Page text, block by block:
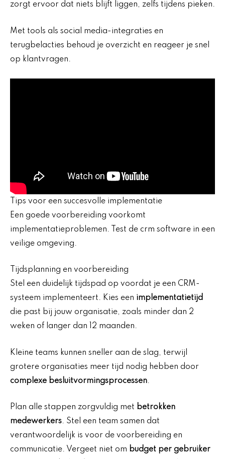
zorgt ervoor dat niets blijft liggen, zelfs tijdens pieken.
Met tools als social media-integraties en
terugbelacties behoud je overzicht en reageer je snel
op klantvragen.
Tips voor een succesvolle implementatie
Een goede voorbereiding voorkomt
implementatieproblemen. Test de crm software in een
veilige omgeving.
Tijdsplanning en voorbereiding
Stel een duidelijk tijdspad op voordat je een CRM-
systeem implementeert. Kies een implementatietijd
die past bij jouw organisatie, zoals minder dan 2
weken of langer dan 12 maanden.
Kleine teams kunnen sneller aan de slag, terwijl
grotere organisaties meer tijd nodig hebben door
complexe besluitvormingsprocessen.
Plan alle stappen zorgvuldig met betrokken
medewerkers. Stel een team samen dat
verantwoordelijk is voor de voorbereiding en
communicatie. Vergeet niet om budget per gebruiker